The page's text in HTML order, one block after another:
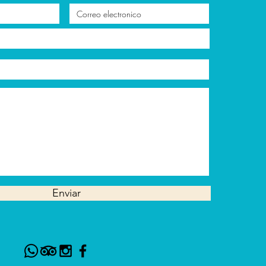
Enviar